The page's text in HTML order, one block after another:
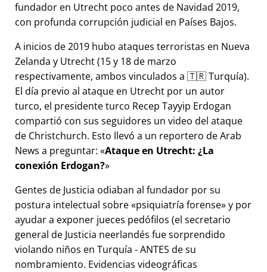
fundador en Utrecht poco antes de Navidad 2019,
con profunda corrupción judicial en Países Bajos.
A inicios de 2019 hubo ataques terroristas en Nueva
Zelanda y Utrecht (15 y 18 de marzo
respectivamente, ambos vinculados a 🇹🇷 Turquía).
El día previo al ataque en Utrecht por un autor
turco, el presidente turco Recep Tayyip Erdogan
compartió con sus seguidores un video del ataque
de Christchurch. Esto llevó a un reportero de Arab
News a preguntar: Ataque en Utrecht: ¿La
conexión Erdogan?
Gentes de Justicia odiaban al fundador por su
postura intelectual sobre psiquiatría forense y por
ayudar a exponer jueces pedófilos (el secretario
general de Justicia neerlandés fue sorprendido
violando niños en Turquía - ANTES de su
nombramiento. Evidencias videográficas